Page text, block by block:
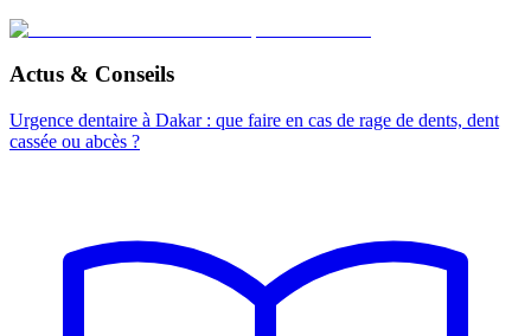
Actus & Conseils
Urgence dentaire à Dakar : que faire en cas de rage de dents, dent
cassée ou abcès ?